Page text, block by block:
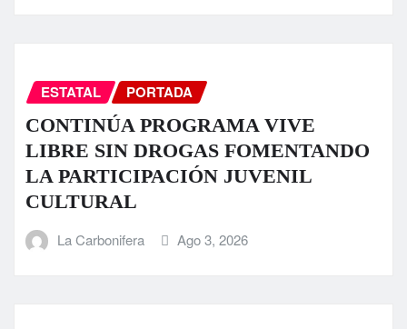
ESTATAL PORTADA
CONTINÚA PROGRAMA VIVE
LIBRE SIN DROGAS FOMENTANDO
LA PARTICIPACIÓN JUVENIL
CULTURAL
La Carbonifera Ago 3, 2026